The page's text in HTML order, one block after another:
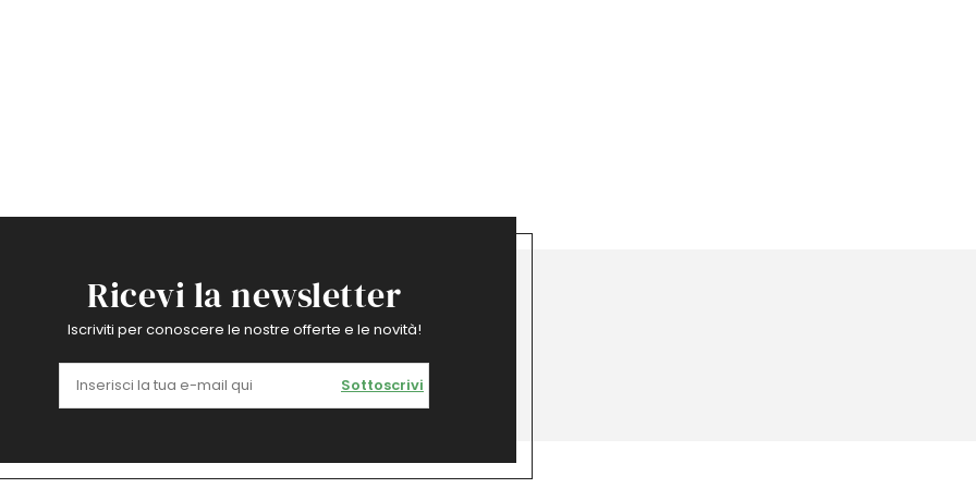
Ricevi la newsletter
Iscriviti per conoscere le nostre offerte e le novità!
Sottoscrivi